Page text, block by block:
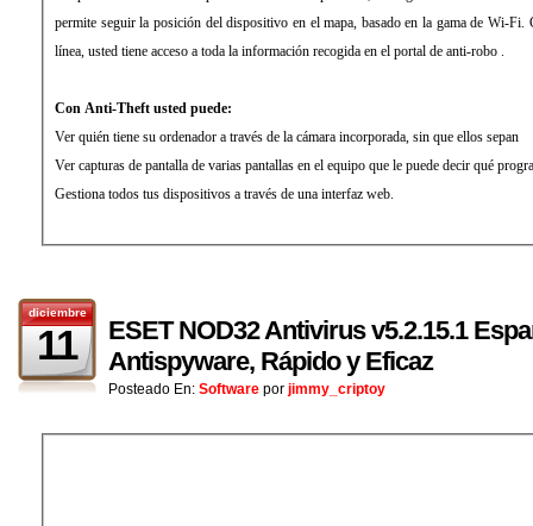
permite seguir la posición del dispositivo en el mapa, basado en la gama de Wi-Fi.
línea, usted tiene acceso a toda la información recogida en el portal de anti-robo .
Con Anti-Theft usted puede:
Ver quién tiene su ordenador a través de la cámara incorporada, sin que ellos sepan
Ver capturas de pantalla de varias pantallas en el equipo que le puede decir qué
Gestiona todos tus dispositivos a través de una interfaz web.
diciembre
11
ESET NOD32 Antivirus v5.2.15.1
Antispyware, Rápido y Eficaz
Posteado En: Software por jimmy_criptoy